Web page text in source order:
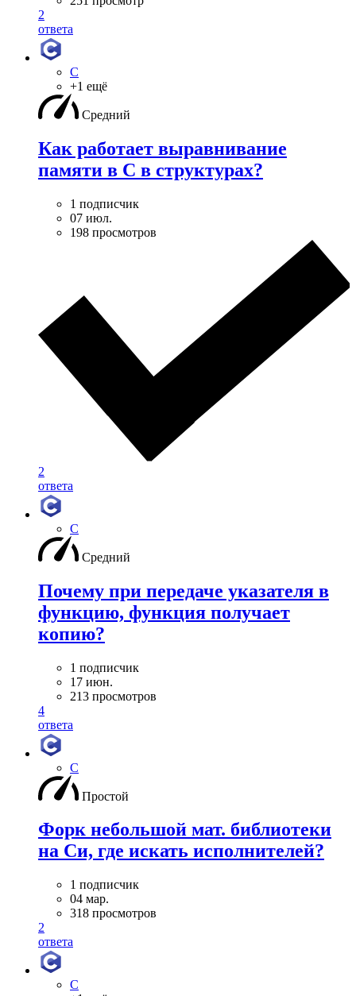
2
ответа
C
+1 ещё
Средний
Как работает выравнивание
памяти в С в структурах?
1 подписчик
07 июл.
198 просмотров
2
ответа
C
Средний
Почему при передаче указателя в
функцию, функция получает
копию?
1 подписчик
17 июн.
213 просмотров
4
ответа
C
Простой
Форк небольшой мат. библиотеки
на Си, где искать исполнителей?
1 подписчик
04 мар.
318 просмотров
2
ответа
C